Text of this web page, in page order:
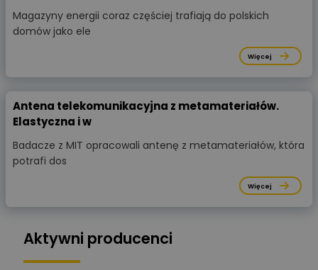
Magazyny energii coraz częściej trafiają do polskich
domów jako ele
Więcej
Antena telekomunikacyjna z metamateriałów.
Elastyczna i w
Badacze z MIT opracowali antenę z metamateriałów, która
potrafi dos
Więcej
Aktywni producenci